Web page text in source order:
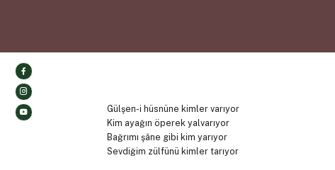
Gülşen-i hüsnüne kimler varıyor
Kim ayağın öperek yalvarıyor
Bağrımı şâne gibi kim yarıyor
Sevdiğim zülfünü kimler tarıyor